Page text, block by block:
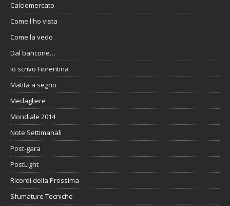
Calciomercato
Come l'ho vista
Come la vedo
Dal bancone…
Io scrivo Fiorentina
Matita a segno
Medagliere
Mondiale 2014
Note Settimanali
Post-gara
PostLight
Ricordi della Prossima
Sfumature Tecniche